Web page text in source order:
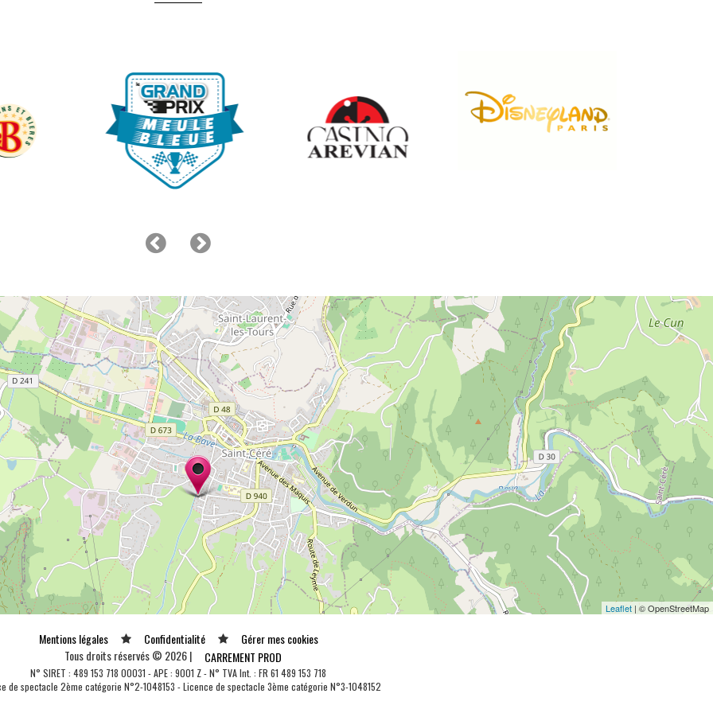
Leaflet | © OpenStreetMap
Mentions légales Confidentialité
Gérer mes cookies
Tous droits réservés © 2026 |
CARREMENT PROD
N° SIRET : 489 153 718 00031 - APE : 9001 Z - N° TVA Int. : FR 61 489 153 718
de spectacle 2ème catégorie N°2-1048153 - Licence de spectacle 3ème catégorie N°3-1048152